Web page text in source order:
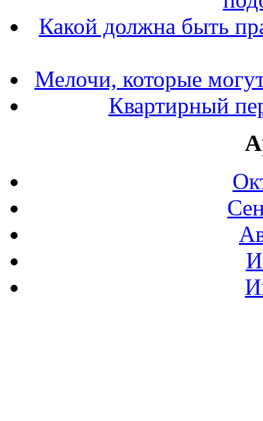
Какой должна быть
Мелочи, которые
Квартирный